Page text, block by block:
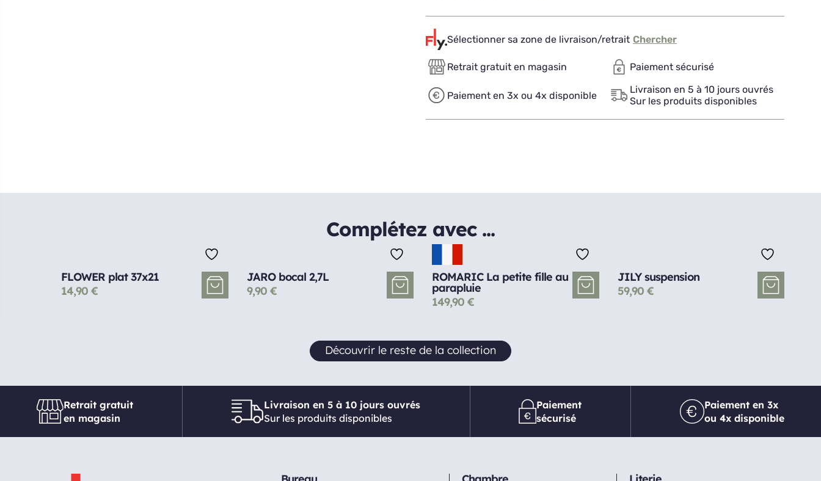
Sélectionner sa zone de livraison/retrait Chercher
Retrait gratuit en magasin Paiement sécurisé
Paiement en 3x ou 4x disponible
Livraison en 5 à 10 jours ouvrés
Sur les produits disponibles
Complétez avec ...
FLOWER plat 37x21
14,90 €
JARO bocal 2,7L
9,90 €
ROMARIC La petite fille au
parapluie
149,90 €
JILY suspension
59,90 €
Découvrir le reste de la collection
Retrait gratuit
en magasin
Livraison en 5 à 10 jours ouvrés
Sur les produits disponibles
Paiement
sécurisé
Paiement en 3x
ou 4x disponible